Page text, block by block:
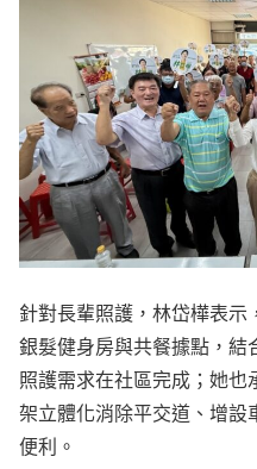
針對長輩照護，林岱樺表示
銀髮健身房與共餐據點，結
照護需求在社區完成；她
架立體化消除平交道、增設
便利。